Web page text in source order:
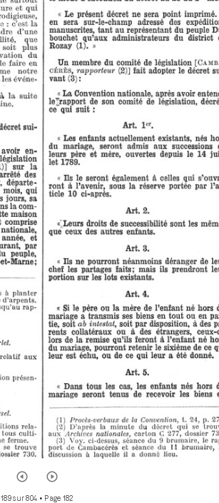
189 sur 804 • Page 182